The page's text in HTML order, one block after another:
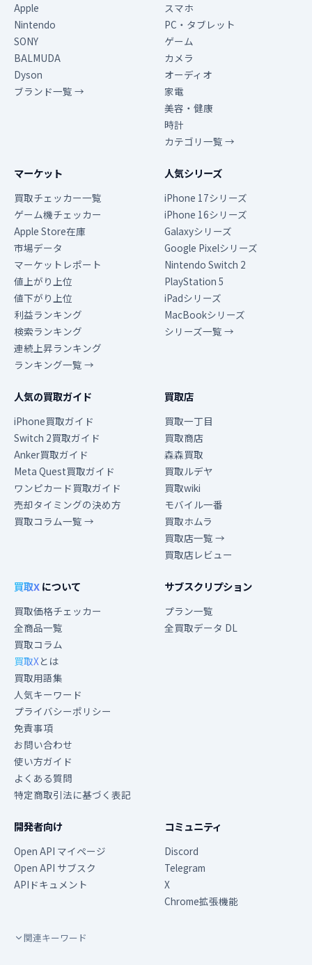
Apple
Nintendo
SONY
BALMUDA
Dyson
ブランド一覧 →
スマホ
PC・タブレット
ゲーム
カメラ
オーディオ
家電
美容・健康
時計
カテゴリ一覧 →
マーケット
買取チェッカー一覧
ゲーム機チェッカー
Apple Store在庫
市場データ
マーケットレポート
値上がり上位
値下がり上位
利益ランキング
検索ランキング
連続上昇ランキング
ランキング一覧 →
人気シリーズ
iPhone 17シリーズ
iPhone 16シリーズ
Galaxyシリーズ
Google Pixelシリーズ
Nintendo Switch 2
PlayStation 5
iPadシリーズ
MacBookシリーズ
シリーズ一覧 →
人気の買取ガイド
iPhone買取ガイド
Switch 2買取ガイド
Anker買取ガイド
Meta Quest買取ガイド
ワンピカード買取ガイド
売却タイミングの決め方
買取コラム一覧 →
買取店
買取一丁目
買取商店
森森買取
買取ルデヤ
買取wiki
モバイル一番
買取ホムラ
買取店一覧 →
買取店レビュー
買取Xについて
買取価格チェッカー
全商品一覧
買取コラム
買取Xとは
買取用語集
人気キーワード
プライバシーポリシー
免責事項
お問い合わせ
使い方ガイド
よくある質問
特定商取引法に基づく表記
サブスクリプション
プラン一覧
全買取データ DL
開発者向け
Open API マイページ
Open API サブスク
APIドキュメント
コミュニティ
Discord
Telegram
X
Chrome拡張機能
関連キーワード